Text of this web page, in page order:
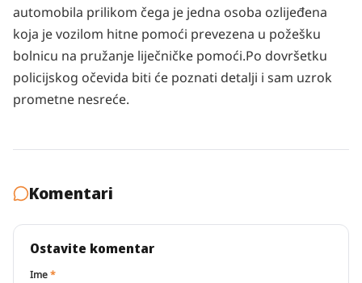
automobila prilikom čega je jedna osoba ozlijeđena
koja je vozilom hitne pomoći prevezena u požešku
bolnicu na pružanje liječničke pomoći.Po dovršetku
policijskog očevida biti će poznati detalji i sam uzrok
prometne nesreće.
Komentari
Ostavite komentar
Ime*